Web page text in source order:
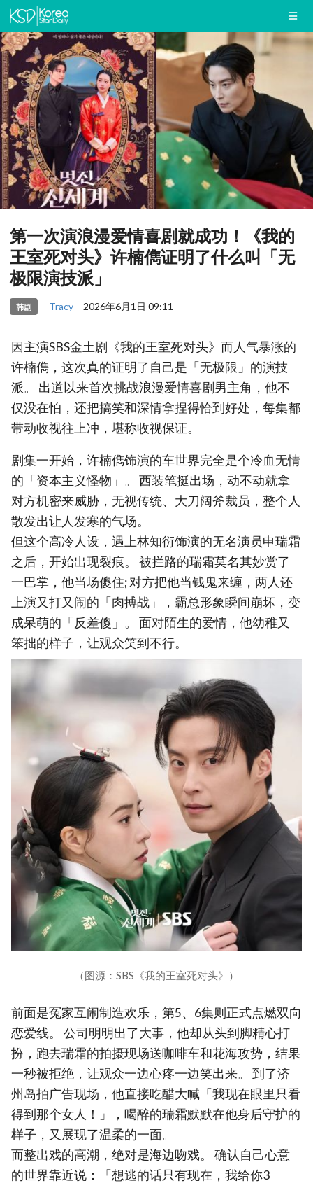
第一次演浪漫爱情喜剧就成功！《我的
王室死对头》许楠儁证明了什么叫「无
极限演技派」
韩剧 Tracy 2026年6月1日 09:11
因主演SBS金土剧《我的王室死对头》而人气暴涨的
许楠儁，这次真的证明了自己是「无极限」的演技
派。 出道以来首次挑战浪漫爱情喜剧男主角，他不
仅没在怕，还把搞笑和深情拿捏得恰到好处，每集都
带动收视往上冲，堪称收视保证。
剧集一开始，许楠儁饰演的车世界完全是个冷血无情
的「资本主义怪物」。 西装笔挺出场，动不动就拿
对方机密来威胁，无视传统、大刀阔斧裁员，整个人
散发出让人发寒的气场。
但这个高冷人设，遇上林知衍饰演的无名演员申瑞霜
之后，开始出现裂痕。 被拦路的瑞霜莫名其妙赏了
一巴掌，他当场傻住; 对方把他当钱鬼来缠，两人还
上演又打又闹的「肉搏战」，霸总形象瞬间崩坏，变
成呆萌的「反差傻」。 面对陌生的爱情，他幼稚又
笨拙的样子，让观众笑到不行。
（图源：SBS《我的王室死对头》）
前面是冤家互闹制造欢乐，第5、6集则正式点燃双向
恋爱线。 公司明明出了大事，他却从头到脚精心打
扮，跑去瑞霜的拍摄现场送咖啡车和花海攻势，结果
一秒被拒绝，让观众一边心疼一边笑出来。 到了济
州岛拍广告现场，他直接吃醋大喊「我现在眼里只看
得到那个女人！」，喝醉的瑞霜默默在他身后守护的
样子，又展现了温柔的一面。
而整出戏的高潮，绝对是海边吻戏。 确认自己心意
的世界靠近说：「想逃的话只有现在，我给你3